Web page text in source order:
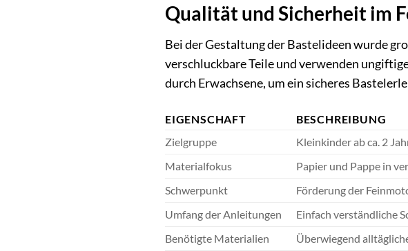
Qualität und Sicherheit im
Bei der Gestaltung der Bastelideen wurde
verschluckbare Teile und verwenden
durch Erwachsene, um ein sicheres
EIGENSCHAFT
BESCHREIBUNG
Zielgruppe
Kleinkinder ab ca. 2
Materialfokus
Papier und Pappe in
Schwerpunkt
Förderung der
Umfang der Anleitungen
Einfach verständliche
Benötigte Materialien
Überwiegend